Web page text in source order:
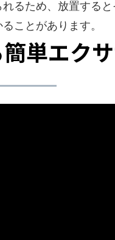
るため、放置する
ことがあります。
単エク